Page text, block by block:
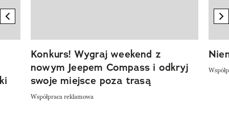
previous element
Konkurs! Wygraj weekend z
nowym Jeepem Compass i odkryj
swoje miejsce poza trasą
Współpraca reklamowa